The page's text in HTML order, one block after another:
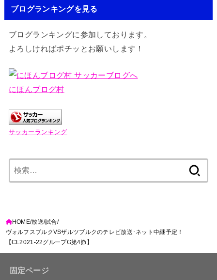
ブログランキングを見る
ブログランキングに参加しております。
よろしければポチッとお願いします！
にほんブログ村
サッカーランキング
索:
HOME 放送 試合
ヴォルフスブルクVSザルツブルクのテレビ放送･ネット中継予定！
【CL2021-22グループG第4節】
固定ページ